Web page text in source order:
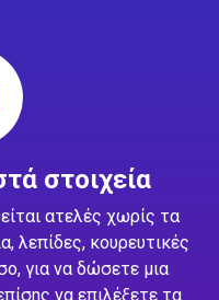
στοιχεία
ατελές χωρίς τα
λεπίδες, κουρευτικές
για να δώσετε μια
να επιλέξετε τα